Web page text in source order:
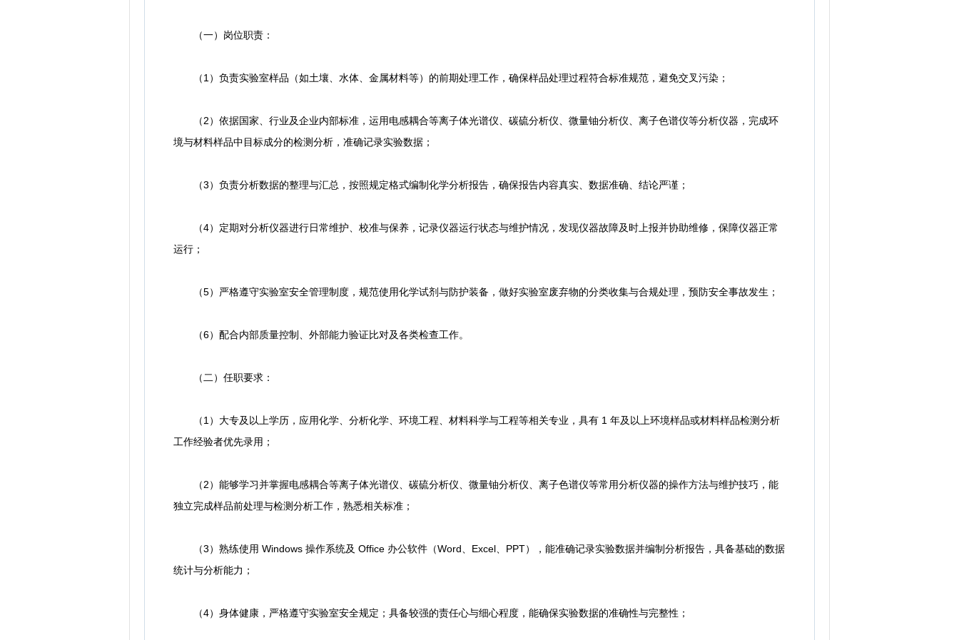
（一）岗位职责：
（1）负责实验室样品（如土壤、水体、金属材料等）的前期处理工作，确保样品处理过程符合标准规范，避免交叉污染；
（2）依据国家、行业及企业内部标准，运用电感耦合等离子体光谱仪、碳硫分析仪、微量铀分析仪、离子色谱仪等分析仪器，完成环
境与材料样品中目标成分的检测分析，准确记录实验数据；
（3）负责分析数据的整理与汇总，按照规定格式编制化学分析报告，确保报告内容真实、数据准确、结论严谨；
（4）定期对分析仪器进行日常维护、校准与保养，记录仪器运行状态与维护情况，发现仪器故障及时上报并协助维修，保障仪器正常
运行；
（5）严格遵守实验室安全管理制度，规范使用化学试剂与防护装备，做好实验室废弃物的分类收集与合规处理，预防安全事故发生；
（6）配合内部质量控制、外部能力验证比对及各类检查工作。
（二）任职要求：
（1）大专及以上学历，应用化学、分析化学、环境工程、材料科学与工程等相关专业，具有 1 年及以上环境样品或材料样品检测分析
工作经验者优先录用；
（2）能够学习并掌握电感耦合等离子体光谱仪、碳硫分析仪、微量铀分析仪、离子色谱仪等常用分析仪器的操作方法与维护技巧，能
独立完成样品前处理与检测分析工作，熟悉相关标准；
（3）熟练使用 Windows 操作系统及 Office 办公软件（Word、Excel、PPT），能准确记录实验数据并编制分析报告，具备基础的数据
统计与分析能力；
（4）身体健康，严格遵守实验室安全规定；具备较强的责任心与细心程度，能确保实验数据的准确性与完整性；